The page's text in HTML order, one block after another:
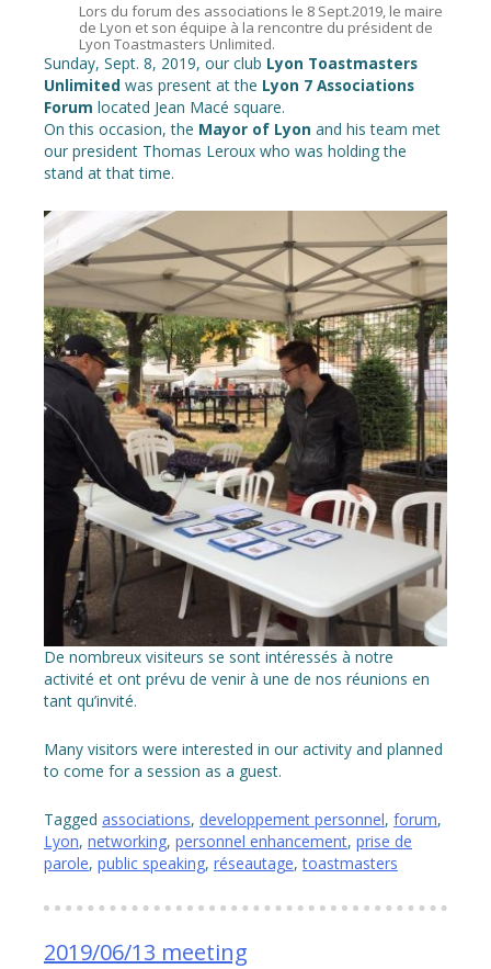
Lors du forum des associations le 8 Sept.2019, le maire
de Lyon et son équipe à la rencontre du président de
Lyon Toastmasters Unlimited.
Sunday, Sept. 8, 2019, our club Lyon Toastmasters
Unlimited was present at the Lyon 7 Associations
Forum located Jean Macé square.
On this occasion, the Mayor of Lyon and his team met
our president Thomas Leroux who was holding the
stand at that time.
De nombreux visiteurs se sont intéressés à notre
activité et ont prévu de venir à une de nos réunions en
tant qu’invité.
Many visitors were interested in our activity and planned
to come for a session as a guest.
Tagged associations, developpement personnel, forum,
Lyon, networking, personnel enhancement, prise de
parole, public speaking, réseautage,toastmasters
2019/06/13 meeting